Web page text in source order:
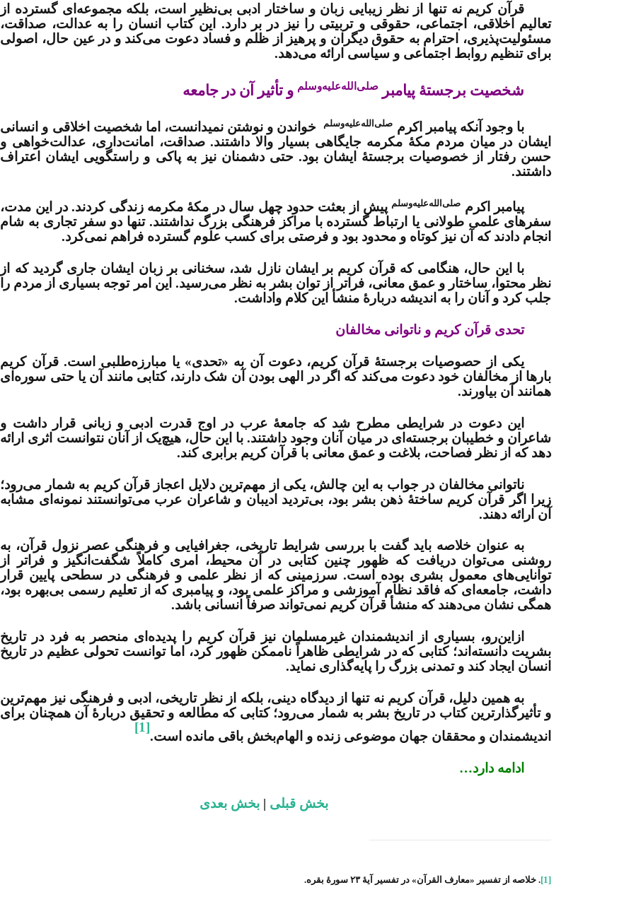
قرآن کریم نه تنها از نظر زیبایی زبان و ساختار ادبی بی‌نظیر است، بلکه مجموعه‌ای گسترده از
تعالیم اخلاقی، اجتماعی، حقوقی و تربیتی را نیز در بر دارد. این کتاب انسان را به عدالت، صداقت،
مسئولیت‌پذیری، احترام به حقوق دیگران و پرهیز از ظلم و فساد دعوت می‌کند و در عین حال، اصولی
برای تنظیم روابط اجتماعی و سیاسی ارائه می‌دهد.
شخصیت برجستۀ پیامبرصلی‌الله‌علیه‌وسلم و تأثیر آن در جامعه
با وجود آنکه پیامبر اکرم صلی‌الله‌علیه‌وسلم
خواندن و نوشتن نميدانست، اما شخصیت اخلاقی و انسانی
ایشان در میان مردم مکۀ مکرمه جایگاهی بسیار والا داشتند. صداقت، امانت‌داری، عدالت‌خواهی و
حسن رفتار از خصوصیات برجستۀ ایشان بود. حتی دشمنان نیز به پاکی و راستگویی ایشان اعتراف
داشتند.
پیامبر اکرم صلی‌الله‌علیه‌وسلمپیش از بعثت حدود چهل سال در مکۀ مکرمه زندگی کردند. در این مدت،
سفرهای علمی طولانی یا ارتباط گسترده با مراکز فرهنگی بزرگ نداشتند. تنها دو سفر تجاری به شام
انجام دادند که آن نیز کوتاه و محدود بود و فرصتی برای کسب علوم گسترده فراهم نمی‌کرد.
با این حال، هنگامی که قرآن کریم بر ایشان نازل شد، سخنانی بر زبان ایشان جاری گردید که از
نظر محتوا، ساختار و عمق معانی، فراتر از توان بشر به نظر می‌رسید. این امر توجه بسیاری از مردم را
جلب کرد و آنان را به اندیشه دربارۀ منشأ این کلام واداشت.
تحدی قرآن کریم و ناتوانی مخالفان
یکی از حصوصیات برجستۀ قرآن کریم، دعوت آن به «تحدی» یا مبارزه‌طلبی است. قرآن کریم
بارها از مخالفان خود دعوت می‌کند که اگر در الهی بودن آن شک دارند، کتابی مانند آن یا حتی سوره‌ای
همانند آن بیاورند.
این دعوت در شرایطی مطرح شد که جامعۀ عرب در اوج قدرت ادبی و زبانی قرار داشت و
شاعران و خطیبان برجسته‌ای در میان آنان وجود داشتند. با این حال، هیچ‌یک از آنان نتوانست اثری ارائه
دهد که از نظر فصاحت، بلاغت و عمق معانی با قرآن کریم برابری کند.
ناتوانی مخالفان در جواب به این چالش، یکی از مهم‌ترین دلایل اعجاز قرآن کریم به شمار می‌رود؛
زیرا اگر قرآن کریم ساختۀ ذهن بشر بود، بی‌تردید ادیبان و شاعران عرب می‌توانستند نمونه‌ای مشابه
آن ارائه دهند.
به عنوان خلاصه باید گفت با بررسی شرایط تاریخی، جغرافیایی و فرهنگی عصر نزول قرآن، به
روشنی می‌توان دریافت که ظهور چنین کتابی در آن محیط، امری کاملاً شگفت‌انگیز و فراتر از
توانایی‌های معمول بشری بوده است. سرزمینی که از نظر علمی و فرهنگی در سطحی پایین قرار
داشت، جامعه‌ای که فاقد نظام آموزشی و مراکز علمی بود، و پیامبری که از تعلیم رسمی بی‌بهره بود،
همگی نشان می‌دهند که منشأ قرآن کریم نمی‌تواند صرفاً انسانی باشد.
ازاین‌رو، بسیاری از اندیشمندان غیرمسلمان نیز قرآن کریم را پدیده‌ای منحصر به فرد در تاریخ
بشریت دانسته‌اند؛ کتابی که در شرایطی ظاهراً ناممکن ظهور کرد، اما توانست تحولی عظیم در تاریخ
انسان ایجاد کند و تمدنی بزرگ را پایه‌گذاری نماید.
به همین دلیل، قرآن کریم نه تنها از دیدگاه دینی، بلکه از نظر تاریخی، ادبی و فرهنگی نیز مهم‌ترین
و تأثیرگذارترین کتاب در تاریخ بشر به شمار می‌رود؛ کتابی که مطالعه و تحقیق دربارۀ آن همچنان برای
اندیشمندان و محققان جهان موضوعی زنده و الهام‌بخش باقی مانده است.
[1]
ادامه دارد…
بخش قبلی | بخش بعدی
[1]. خلاصه از تفسیر «معارف القرآن» در تفسیر آیۀ ۲۳ سورۀ بقره.